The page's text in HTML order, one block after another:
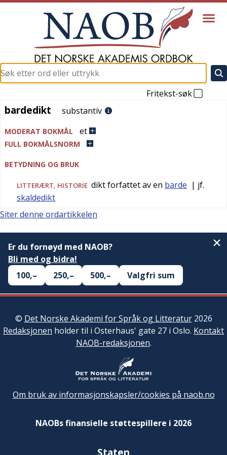
Fritekst-søk
bardedikt
bardedikt substantiv
MODERAT BOKMÅL et
FULL BOKMÅLSNORM
BETYDNING OG BRUK
LITTERÆRT, HISTORIE dikt forfattet av en barde | jf.
skaldedikt
Siter denne ordartikkelen
Er du fornøyd med NAOB?
Bli med og bidra!
100,–
250,– 500,– Valgfri sum
© Det Norske Akademi for Språk og Litteratur2026
Redaksjonen holder til i Osterhaus' gate 27 i Oslo. Kontakt
NAOB-redaksjonen.
Om bruk av informasjonskapsler/cookies på naob.no
NAOBs finansielle støttespillere i 2026
Staten